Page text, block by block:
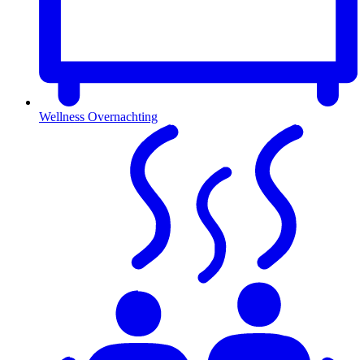
Wellness Overnachting